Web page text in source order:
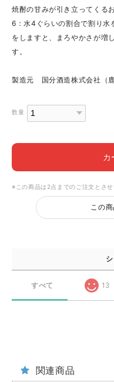
焼酎の甘みが引き立ってくる
6：水4ぐらいの割合で割り水
をしますと、まろやかさが増
す。
製造元 国分酒造株式会社（鹿
数量
カ
※この商品は2点までのご注文とさせ
この
すべて 13
関連商品